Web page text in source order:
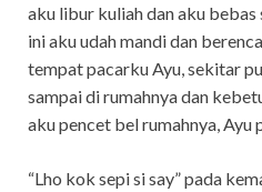
aku libur kuliah dan aku bebas
ini aku udah mandi dan
tempat pacarku Ayu, sekitar
sampai di rumahnya dan
aku pencet bel rumahnya, Ayu
“Lho kok sepi si say” pada